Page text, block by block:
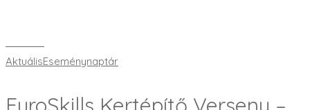
AktuálisEseménynaptár